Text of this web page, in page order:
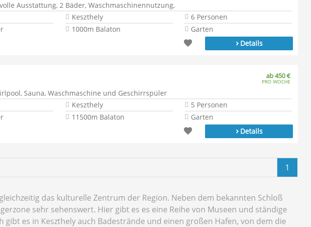
Ausstattung, 2 Bäder, Waschmaschinennutzung,
Keszthely
6 Personen
1000m Balaton Garten
›Details
ab 450 €
PRO WOCHE
Sauna, Waschmaschine und Geschirrspüler
Keszthely
5 Personen
11500m Balaton Garten
›Details
1
das kulturelle Zentrum der Region. Neben dem bekannten Schloß
sehr sehenswert. Hier gibt es es eine Reihe von Museen und ständige
es in Keszthely auch Badestrände und einen großen Hafen, von dem die